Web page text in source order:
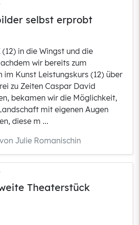
selbst erprobt
in die Wingst und die
wir bereits zum
im Kunst Leistungskurs (12) über
zu Zeiten Caspar David
bekamen wir die Möglichkeit,
mit eigenen Augen
diese m ...
Julie Romanischin
Theaterstück